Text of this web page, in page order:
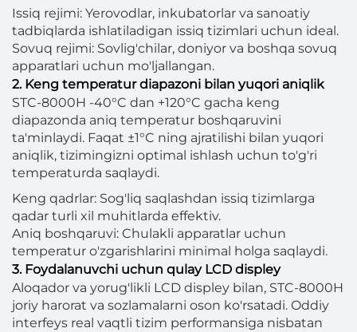
Issiq rejimi: Yerovodlar, inkubatorlar va sanoatiy
tadbiqlarda ishlatiladigan issiq tizimlari uchun ideal.
Sovuq rejimi: Sovlig'chilar, doniyor va boshqa sovuq
apparatlari uchun mo'ljallangan.
2. Keng temperatur diapazoni bilan yuqori aniqlik
STC-8000H -40°C dan +120°C gacha keng
diapazonda aniq temperatur boshqaruvini
ta'minlaydi. Faqat ±1°C ning ajratilishi bilan yuqori
aniqlik, tizimingizni optimal ishlash uchun to'g'ri
temperaturda saqlaydi.
Keng qadrlar: Sog'liq saqlashdan issiq tizimlarga
qadar turli xil muhitlarda effektiv.
Aniq boshqaruvi: Chulakli apparatlar uchun
temperatur o'zgarishlarini minimal holga saqlaydi.
3. Foydalanuvchi uchun qulay LCD displey
Aloqador va yorug'likli LCD displey bilan, STC-8000H
joriy harorat va sozlamalarni oson ko'rsatadi. Oddiy
interfeys real vaqtli tizim performansiga nisbatan